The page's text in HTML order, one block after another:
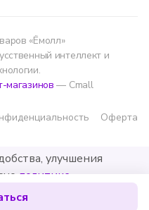
«Ёмолл»
интеллект и
магазинов — Cmall
Оферта
улучшения
политике